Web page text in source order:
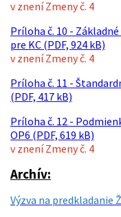
v znení Zmeny č. 4
Príloha č. 10 -
pre KC (PDF, 924 kB)
v znení Zmeny č. 4
Príloha č. 11 -
(PDF, 417 kB)
Príloha č. 12 -
OP6 (PDF, 619 kB)
v znení Zmeny č. 4
Archív:
Výzva na predkladanie